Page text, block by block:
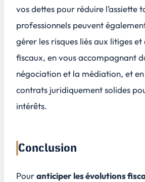
vos dettes pour réduire l’assiette
professionnels peuvent
gérer les risques liés aux litiges
fiscaux, en vous accompagnant
négociation et la médiation, et
contrats juridiquement solides
intérêts.
Conclusion
Pouranticiper les évolutions